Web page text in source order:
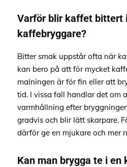
Varför blir kaffet bittert
kaffebryggare?
Bitter smak uppstår ofta när
kan bero på att för mycket
malningen är för fin eller att
tid. I vissa fall handlar det om
varmhållning efter
gradvis och blir lätt skarpare.
därför ge en mjukare och mer
Kan man brygga te i en